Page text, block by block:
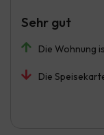
Die Wohnung
Die
Sehr gut